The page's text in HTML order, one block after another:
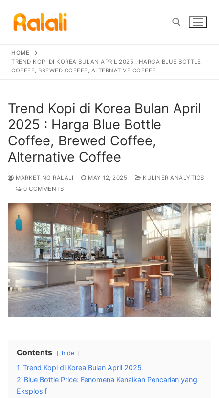
content
Search for:
HOME
TREND KOPI DI KOREA BULAN APRIL 2025 : HARGA BLUE BOTTLE
COFFEE, BREWED COFFEE, ALTERNATIVE COFFEE
Trend Kopi di Korea Bulan April
2025 : Harga Blue Bottle
Coffee, Brewed Coffee,
Alternative Coffee
MARKETING RALALI MAY 12, 2025
KULINER ANALYTICS
0 COMMENTS
Contents hide
1 Trend Kopi di Korea Bulan April 2025
2 Blue Bottle Price: Fenomena Kenaikan Pencarian yang
Eksplosif